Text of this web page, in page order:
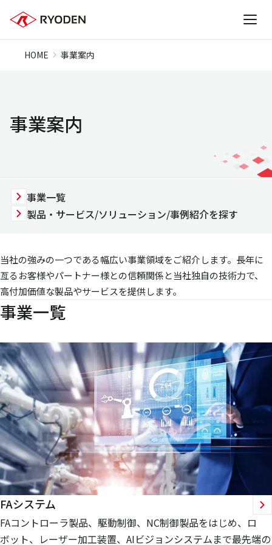
HOME 事業案内
事業案内
事業一覧
製品・サービス/ソリューション/事例紹介を探す
当社の強みの一つである幅広い事業領域をご紹介します。長年に
亙るお客様やパートナー様との信頼関係と当社独自の技術力で、
高付加価値な製品やサービスを提供します。
事業一覧
FAシステム
FAコントローラ製品、駆動制御、NC制御製品をはじめ、ロ
ボット、レーザー加工装置、AIビジョンシステムまで最先端の